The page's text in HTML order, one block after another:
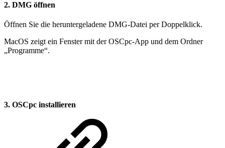
2. DMG öffnen
Öffnen Sie die heruntergeladene DMG-Datei per Doppelklick.
MacOS zeigt ein Fenster mit der OSCpc-App und dem Ordner
„Programme“.
3. OSCpc installieren